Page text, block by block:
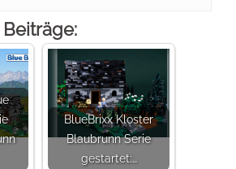
BlueBrixx Kloster
Blaubrunn Serie
gestartet:…